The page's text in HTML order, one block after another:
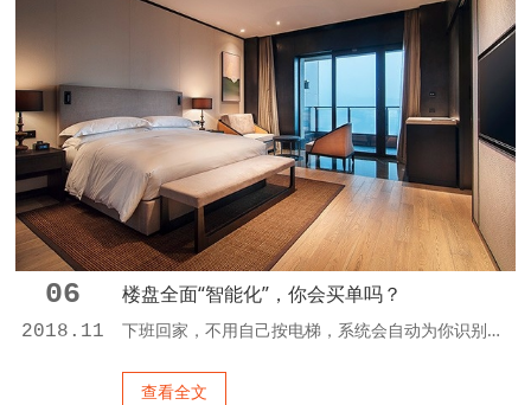
06
2018.11
楼盘全面“智能化”，你会买单吗？
下班回家，不用自己按电梯，系统会自动为你识别回家的楼层；夏日炎炎，远程遥控家中的空调，到家即可舒舒服服“叹凉风”；人在车库就能提前启动家中的烤炉，家中空气质量能随时监测，小区里萌萌的机器人保安在四处巡逻……近期，记者走访发现，广州不少新盘刮起了“智能风”，诸如此类在高科技大片中看到的场景，有望变为现实。 楼盘从智能家居向智慧小区跨越 “只要在手机里安装一个APP，...
查看全文